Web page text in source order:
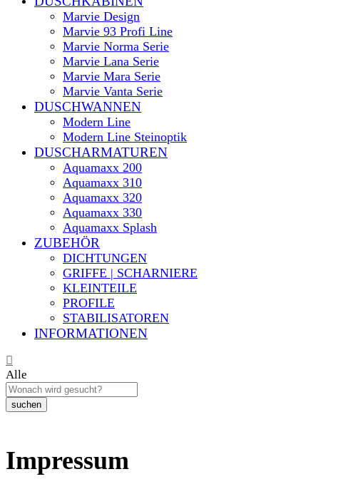
Marvie Design
Marvie 93 Profi Line
Marvie Norma Serie
Marvie Lana Serie
Marvie Mara Serie
Marvie Vanta Serie
DUSCHWANNEN
Modern Line
Modern Line Steinoptik
DUSCHARMATUREN
Aquamaxx 200
Aquamaxx 310
Aquamaxx 320
Aquamaxx 330
Aquamaxx Splash
ZUBEHÖR
DICHTUNGEN
GRIFFE | SCHARNIERE
KLEINTEILE
PROFILE
STABILISATOREN
INFORMATIONEN
Alle
suchen
Impressum